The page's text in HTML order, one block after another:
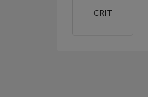
CRIT